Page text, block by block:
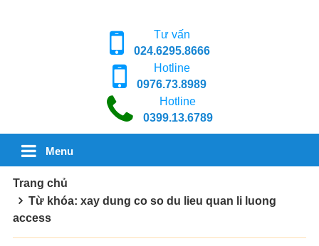
Tư vấn
024.6295.8666
Hotline
0976.73.8989
Hotline
0399.13.6789
Menu
Trang chủ
Từ khóa: xay dung co so du lieu quan li luong
access